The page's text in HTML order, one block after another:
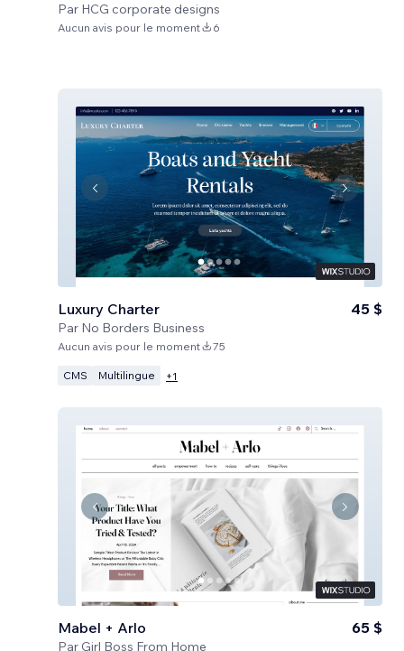
Par HCG corporate designs
Aucun avis pour le moment 6
Luxury Charter
Par No Borders Business
45 $
Aucun avis pour le moment 75
CMS Multilingue +1
Mabel + Arlo
Par Girl Boss From Home
65 $